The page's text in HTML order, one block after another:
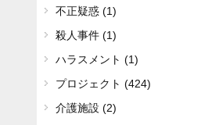
不正疑惑 (1)
殺人事件 (1)
ハラスメント (1)
プロジェクト (424)
介護施設 (2)